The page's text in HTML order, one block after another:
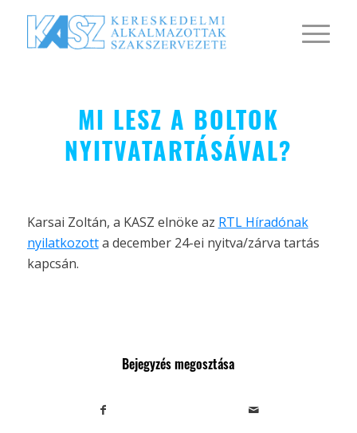
MI LESZ A BOLTOK
NYITVATARTÁSÁVAL?
Karsai Zoltán, a KASZ elnöke az RTL Híradónak
nyilatkozotta december 24-ei nyitva/zárva tartás
kapcsán.
Bejegyzés megosztása